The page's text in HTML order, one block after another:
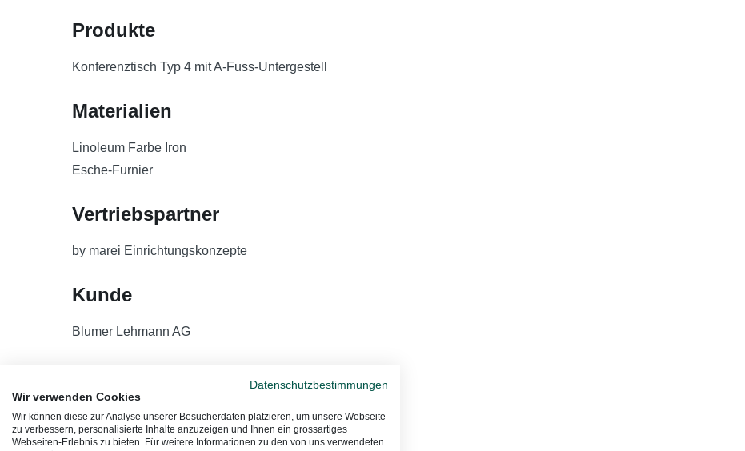
Produkte
Konferenztisch Typ 4 mit A-Fuss-Untergestell
Materialien
Linoleum Farbe Iron
Esche-Furnier
Vertriebspartner
by marei Einrichtungskonzepte
Kunde
Blumer Lehmann AG
Datenschutzbestimmungen
Wir verwenden Cookies
Wir können diese zur Analyse unserer Besucherdaten platzieren, um unsere Webseite
zu verbessern, personalisierte Inhalte anzuzeigen und Ihnen ein grossartiges
Webseiten-Erlebnis zu bieten. Für weitere Informationen zu den von uns verwendeten